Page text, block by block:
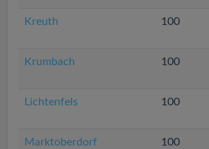
Kreuth 100
Krumbach 100
Lichtenfels 100
Marktoberdorf 100